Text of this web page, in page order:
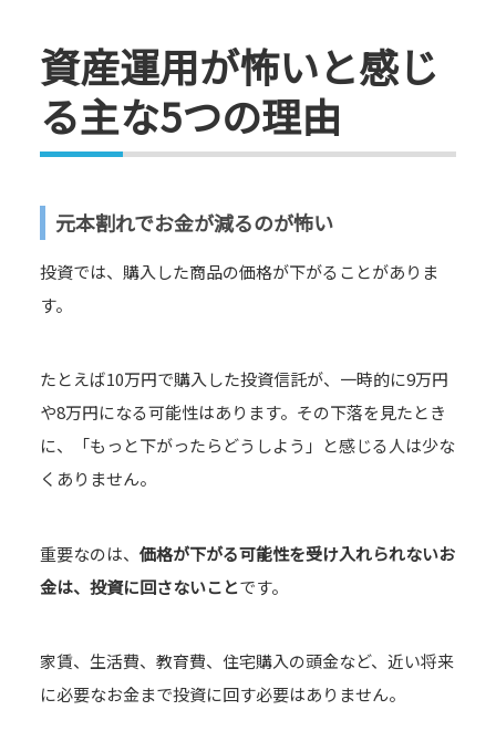
資産運用が怖いと感じ
る主な5つの理由
元本割れでお金が減るのが怖い
投資では、購入した商品の価格が下がることがありま
す。
たとえば10万円で購入した投資信託が、一時的に9万円
や8万円になる可能性はあります。その下落を見たとき
に、「もっと下がったらどうしよう」と感じる人は少な
くありません。
重要なのは、 価格が下がる可能性を受け入れられないお
金は、投資に回さないことです。
家賃、生活費、教育費、住宅購入の頭金など、近い将来
に必要なお金まで投資に回す必要はありません。